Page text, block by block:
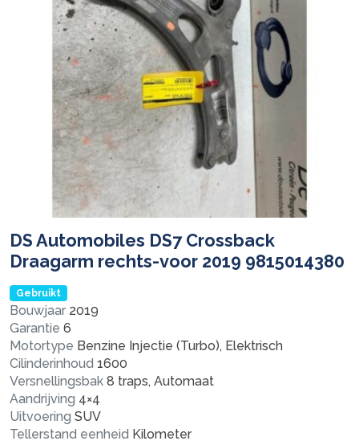
DS Automobiles DS7 Crossback
Draagarm rechts-voor 2019 9815014380
Gebruikt
Bouwjaar 2019
Garantie 6
Motortype Benzine Injectie (Turbo), Elektrisch
Cilinderinhoud 1600
Versnellingsbak 8 traps, Automaat
Aandrijving 4×4
Uitvoering SUV
Tellerstand eenheid Kilometer